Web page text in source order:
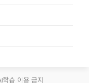
습 이용 금지